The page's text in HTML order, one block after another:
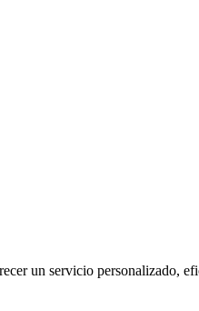
un servicio personalizado,